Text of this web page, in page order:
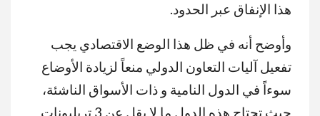
هذا الإنفاق عبر الحدود.
وأوضح أنه في ظل هذا الوضع الاقتصادي يجب
تفعيل آليات التعاون الدولي منعاً لزيادة الأوضاع
سوءاً في الدول النامية و ذات الأسواق الناشئة،
حيث تحتاج هذه الدول ما لا يقل عن 3 تريليونات